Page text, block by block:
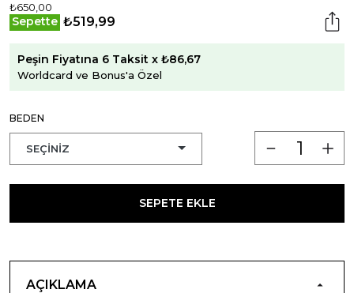
₺650,00
Sepette ₺519,99
Peşin Fiyatına 6 Taksit x ₺86,67
Worldcard ve Bonus'a Özel
BEDEN
SEPETE EKLE
AÇIKLAMA